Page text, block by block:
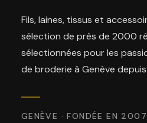
Fils, laines, tissus et
sélection de près de 2000
sélectionnées pour les
de broderie à Genève
GENÈVE · FONDÉE EN 2007